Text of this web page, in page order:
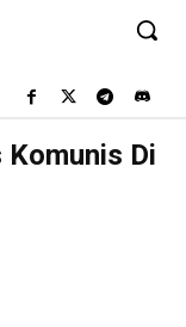
Komunis Di